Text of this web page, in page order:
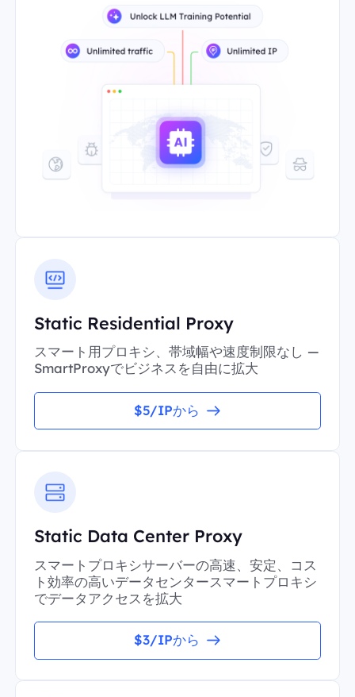
Static Residential Proxy
スマート用プロキシ、帯域幅や速度制限なし —
SmartProxyでビジネスを自由に拡大
$5/IPから
Static Data Center Proxy
スマートプロキシサーバーの高速、安定、コス
ト効率の高いデータセンタースマートプロキシ
でデータアクセスを拡大
$3/IPから